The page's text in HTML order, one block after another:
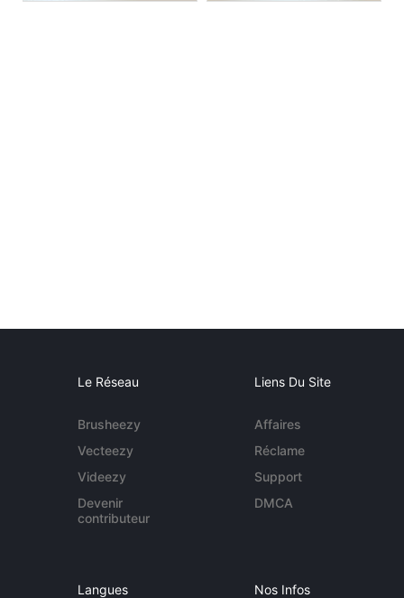
Le Réseau
Brusheezy
Vecteezy
Videezy
Devenir
contributeur
Liens Du Site
Affaires
Réclame
Support
DMCA
Langues Nos Infos